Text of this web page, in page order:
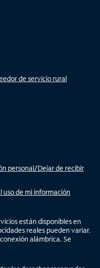
de servicio rural
personal/Dejar de recibir
uso de mi información
están disponibles en
reales pueden variar.
alámbrica. Se